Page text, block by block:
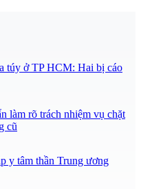
túy ở TP HCM: Hai bị cáo
làm rõ trách nhiệm vụ chặt
cũ
y tâm thần Trung ương